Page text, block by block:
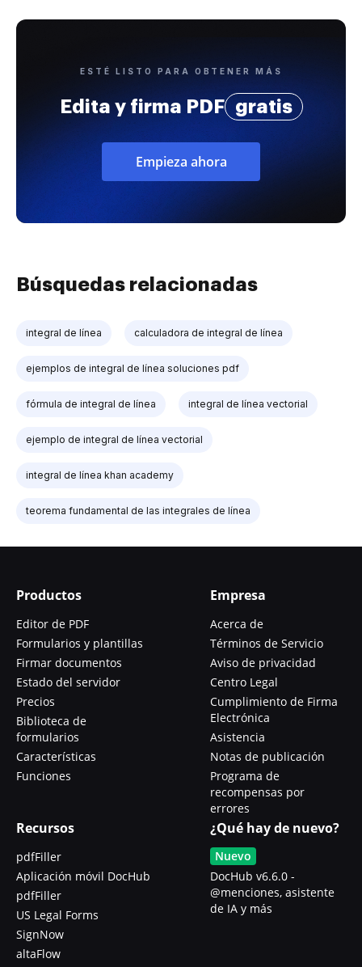
ESTÉ LISTO PARA OBTENER MÁS
Edita y firma PDF gratis
Empieza ahora
Búsquedas relacionadas
integral de línea calculadora de integral de línea
ejemplos de integral de línea soluciones pdf
fórmula de integral de línea integral de línea vectorial
ejemplo de integral de línea vectorial
integral de línea khan academy
teorema fundamental de las integrales de línea
Productos
Editor de PDF
Formularios y plantillas
Firmar documentos
Estado del servidor
Precios
Biblioteca de
formularios
Características
Funciones
Empresa
Acerca de
Términos de Servicio
Aviso de privacidad
Centro Legal
Cumplimiento de Firma
Electrónica
Asistencia
Notas de publicación
Programa de
recompensas por
errores
Recursos
pdfFiller
Aplicación móvil DocHub
pdfFiller
US Legal Forms
SignNow
altaFlow
¿Qué hay de nuevo?
Nuevo
DocHub v6.6.0 -
@menciones, asistente
de IA y más